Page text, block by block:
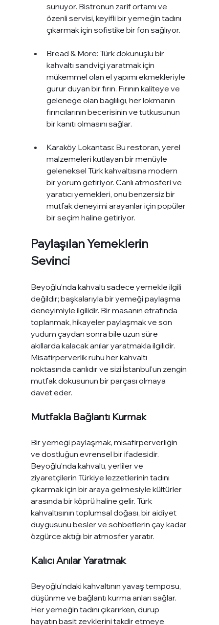
sunuyor. Bistronun zarif ortamı ve
özenli servisi, keyifli bir yemeğin tadını
çıkarmak için sofistike bir fon sağlıyor.
Bread & More: Türk dokunuşlu bir
kahvaltı sandviçi yaratmak için
mükemmel olan el yapımı ekmekleriyle
gurur duyan bir fırın. Fırının kaliteye ve
geleneğe olan bağlılığı, her lokmanın
fırıncılarının becerisinin ve tutkusunun
bir kanıtı olmasını sağlar.
Karaköy Lokantası: Bu restoran, yerel
malzemeleri kutlayan bir menüyle
geleneksel Türk kahvaltısına modern
bir yorum getiriyor. Canlı atmosferi ve
yaratıcı yemekleri, onu benzersiz bir
mutfak deneyimi arayanlar için popüler
bir seçim haline getiriyor.
Paylaşılan Yemeklerin
Sevinci
Beyoğlu'nda kahvaltı sadece yemekle ilgili
değildir; başkalarıyla bir yemeği paylaşma
deneyimiyle ilgilidir. Bir masanın etrafında
toplanmak, hikayeler paylaşmak ve son
yudum çaydan sonra bile uzun süre
akıllarda kalacak anılar yaratmakla ilgilidir.
Misafirperverlik ruhu her kahvaltı
noktasında canlıdır ve sizi İstanbul'un zengin
mutfak dokusunun bir parçası olmaya
davet eder.
Mutfakla Bağlantı Kurmak
Bir yemeği paylaşmak, misafirperverliğin
ve dostluğun evrensel bir ifadesidir.
Beyoğlu'nda kahvaltı, yerliler ve
ziyaretçilerin Türkiye lezzetlerinin tadını
çıkarmak için bir araya gelmesiyle kültürler
arasında bir köprü haline gelir. Türk
kahvaltısının toplumsal doğası, bir aidiyet
duygusunu besler ve sohbetlerin çay kadar
özgürce aktığı bir atmosfer yaratır.
Kalıcı Anılar Yaratmak
Beyoğlu'ndaki kahvaltının yavaş temposu,
düşünme ve bağlantı kurma anları sağlar.
Her yemeğin tadını çıkarırken, durup
hayatın basit zevklerini takdir etmeye